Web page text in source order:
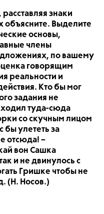
знаки
объясните. Выделите
основы,
члены
по вашему
говорящим
реальности и
Кто бы мог
задания не
ходил туда-сюда
со скучным лицом
бы улететь за
отсюда! –
вон Сашка
и не двинулось с
Гришке чтобы не
(Н. Носов.)